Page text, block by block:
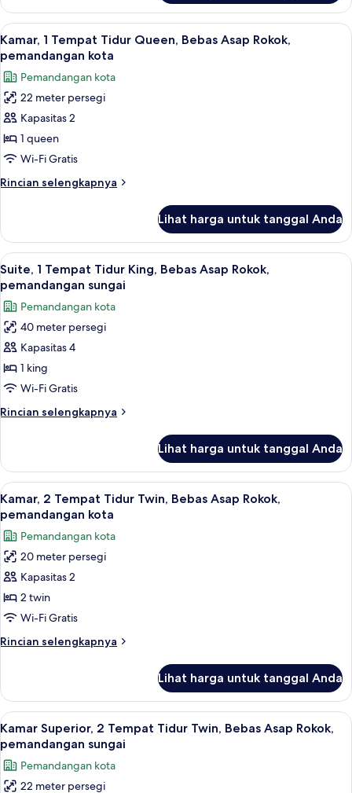
pemandangan
sungai
Kamar
Superior,
1
Tempat
Tidur
Queen,
Bebas
Asap
Rokok,
pemandangan
Lihat
semua
foto
untuk
Kamar,
1
Tempat
Tidur
Queen,
Bebas
Rokok,
pemandangan
kota
Minibar, brankas, meja kerja, dan
6
Kamar, 1 Tempat Tidur Queen, Bebas Asap Rokok,
pemandangan kota
Pemandangan kota
22 meter persegi
Kapasitas 2
1 queen
Wi-Fi Gratis
Rincian selengkapnya
Rincian
Kamar,
Tempat
Tidur
Queen,
Bebas
Asap
Rokok,
pemandangan
kota
Lihat harga untuk tanggal Anda
Lihat
semua
foto
untuk
Suite,
1
Tempat
Tidur
King,
Bebas
Rokok,
pemandangan
sungai
Minibar, brankas, meja kerja, dan
5
Suite, 1 Tempat Tidur King, Bebas Asap Rokok,
pemandangan sungai
Pemandangan kota
40 meter persegi
Kapasitas 4
1 king
Wi-Fi Gratis
Rincian selengkapnya
Rincian
Suite,
Tempat
Tidur
King,
Bebas
Asap
Rokok,
pemandangan
sungai
Lihat harga untuk tanggal Anda
Lihat
semua
foto
untuk
Kamar,
2
Tempat
Tidur
Twin,
Bebas
Rokok,
pemandangan
kota
Kamar, 2 Tempat Tidur Twin, Bebas
6
Kamar, 2 Tempat Tidur Twin, Bebas Asap Rokok,
pemandangan kota
Pemandangan kota
20 meter persegi
Kapasitas 2
2 twin
Wi-Fi Gratis
Rincian selengkapnya
Rincian
Kamar,
Tempat
Tidur
Twin,
Bebas
Asap
Lihat harga untuk tanggal Anda
Lihat
semua
foto
untuk
Minibar, brankas, meja kerja, dan
6
Kamar Superior, 2 Tempat Tidur Twin, Bebas Asap Rokok,
pemandangan sungai
Pemandangan kota
22 meter persegi